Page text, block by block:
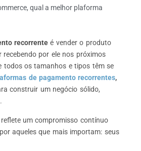
,qual a melhor plaforma
recorrente é vender o produto
recebendo por ele nos próximos
todos os tamanhos e tipos têm se
de pagamento recorrentes,
construir um negócio sólido,
um compromisso contínuo
aqueles que mais importam: seus